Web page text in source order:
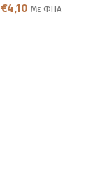
€4,10 Με ΦΠΑ